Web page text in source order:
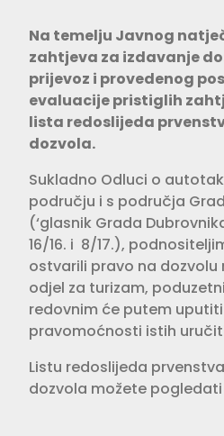
Na temelju Javnog
zahtjeva za izdavanje
prijevoz i provedenog
evaluacije pristiglih
lista redoslijeda
dozvola.
Sukladno Odluci o
području i s područja
(‘glasnik Grada
16/16. i 8/17.),
ostvarili pravo na dozvolu
odjel za turizam,
redovnim će putem
pravomoćnosti istih
Listu redoslijeda
dozvola možete pogledati